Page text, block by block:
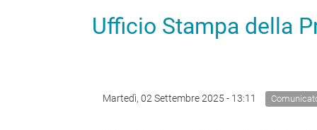
Ufficio Stampa della
Martedì, 02 Settembre 2025 - 13:11